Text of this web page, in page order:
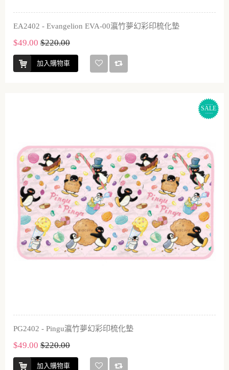
EA2402 - Evangelion EVA-00瀛竹夢幻彩印梳化墊
$49.00 $220.00
加入購物車
SALE
PG2402 - Pingu瀛竹夢幻彩印梳化墊
$49.00 $220.00
加入購物車